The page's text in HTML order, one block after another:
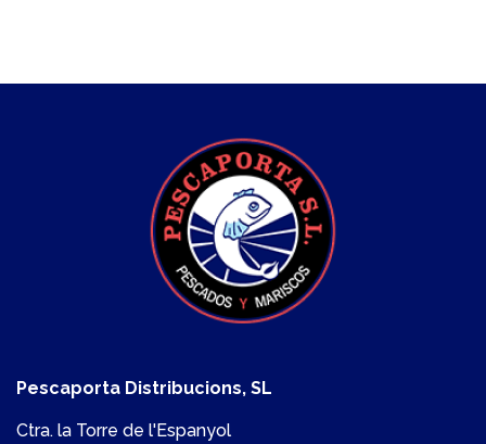
Pescaporta Distribucions, SL
Ctra. la Torre de l'Espanyol